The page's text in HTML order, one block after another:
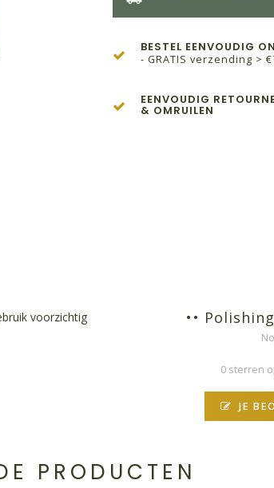
BESTEL EENVOUDIG
- GRATIS verzending >
EENVOUDIG
& OMRUILEN
voorzichtig
••
0 sterren
JE
PRODUCTEN